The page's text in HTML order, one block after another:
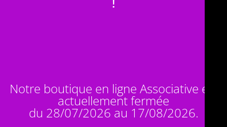
Notre boutique en ligne Associative est
actuellement fermée
du 28/07/2026 au 17/08/2026.